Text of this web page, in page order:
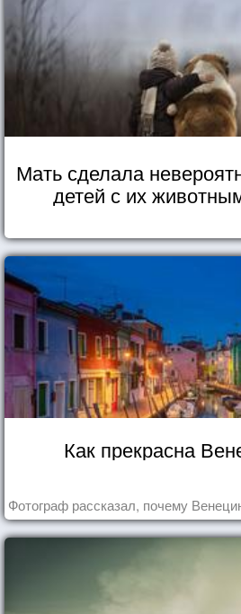
Мать сделала
детей с их
Как прекрасна
Фотограф рассказал, почему